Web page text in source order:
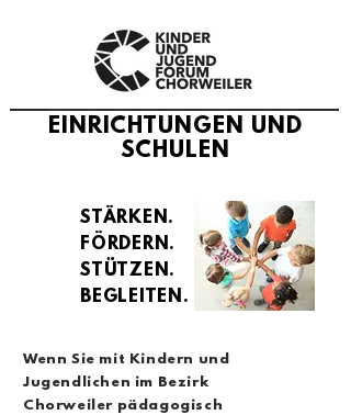
EINRICHTUNGEN UND
SCHULEN
STÄRKEN.
FÖRDERN.
STÜTZEN.
BEGLEITEN.
Wenn Sie mit Kindern und
Jugendlichen im Bezirk
Chorweiler pädagogisch